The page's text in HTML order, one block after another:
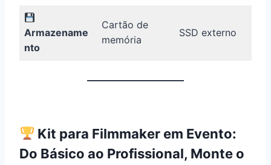
Armazename
nto
Cartão de
memória
SSD externo
Kit para Filmmaker em Evento:
Do Básico ao Profissional, Monte o